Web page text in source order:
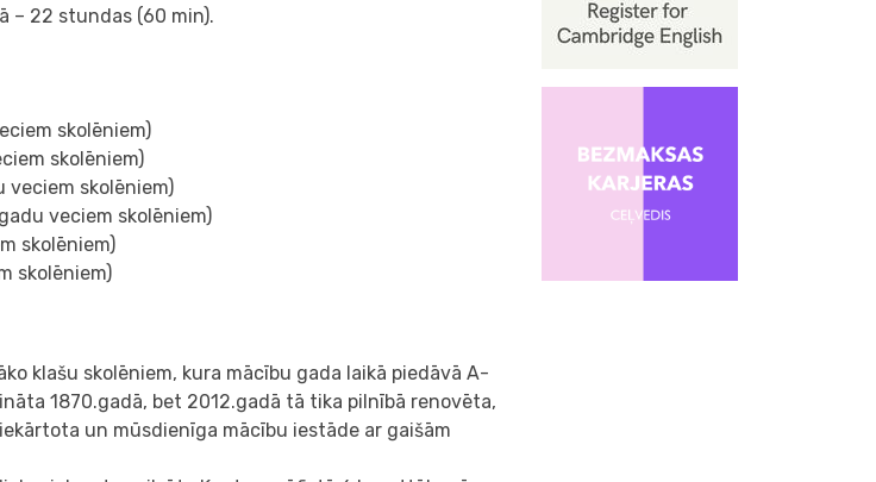
– 22 stundas (60 min).
skolēniem)
skolēniem)
veciem skolēniem)
veciem skolēniem)
skolēniem)
skolēniem)
klašu skolēniem, kura mācību gada laikā piedāvā A-
1870.gadā, bet 2012.gadā tā tika pilnībā renovēta,
un mūsdienīga mācību iestāde ar gaišām